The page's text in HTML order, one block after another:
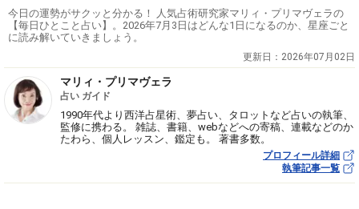
今日の運勢がサクッと分かる！ 人気占術研究家マリィ・プリマヴェラの
【毎日ひとこと占い】。2026年7月3日はどんな1日になるのか、星座ごと
に読み解いていきましょう。
更新日： 2026年07月02日
マリィ・プリマヴェラ
占い ガイド
1990年代より西洋占星術、夢占い、タロットなど占いの執筆、
監修に携わる。 雑誌、書籍、webなどへの寄稿、連載などのか
たわら、個人レッスン、鑑定も。 著書多数。
プロフィール詳細
執筆記事一覧